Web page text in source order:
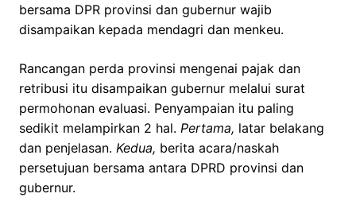
bersama DPR provinsi dan gubernur wajib
disampaikan kepada mendagri dan menkeu.
Rancangan perda provinsi mengenai pajak dan
retribusi itu disampaikan gubernur melalui surat
permohonan evaluasi. Penyampaian itu paling
sedikit melampirkan 2 hal. Pertama, latar belakang
dan penjelasan. Kedua, berita acara/naskah
persetujuan bersama antara DPRD provinsi dan
gubernur.